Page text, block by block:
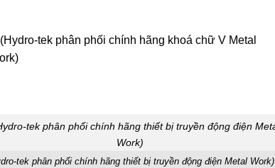
tek phân phối chính hãng thiết bị truyền động điện Metal Work)